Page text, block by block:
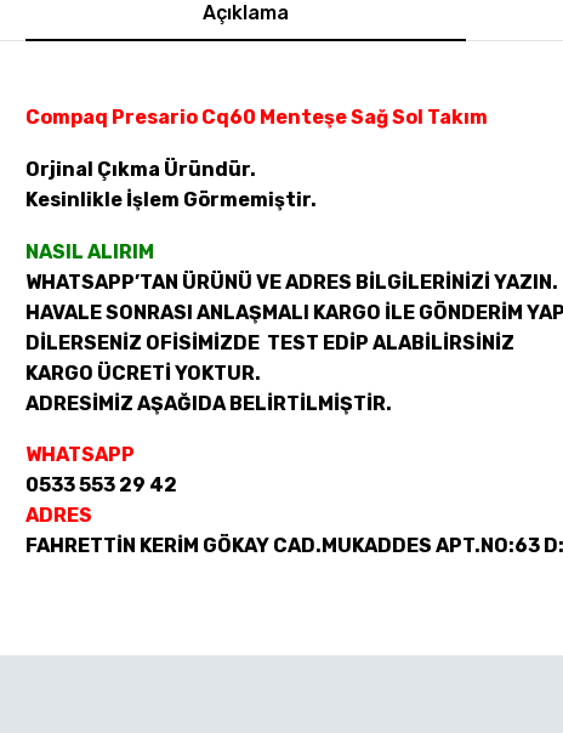
Açıklama
Compaq Presario Cq60 Menteşe Sağ Sol Takım
Orjinal Çıkma Üründür.
Kesinlikle İşlem Görmemiştir.
NASIL ALIRIM
WHATSAPP’TAN ÜRÜNÜ VE ADRES BİLGİLERİNİZİ YAZIN.
HAVALE SONRASI ANLAŞMALI KARGO İLE GÖNDERİM
DİLERSENİZ OFİSİMİZDE TEST EDİP ALABİLİRSİNİZ
KARGO ÜCRETİ YOKTUR.
ADRESİMİZ AŞAĞIDA BELİRTİLMİŞTİR.
WHATSAPP
0533 553 29 42
ADRES
FAHRETTİN KERİM GÖKAY CAD.MUKADDES APT.NO:63